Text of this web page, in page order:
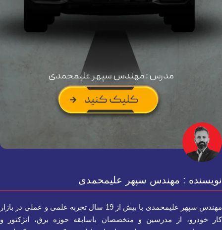
نویسنده : مهندس سپهر علیمحمدی
مهندس سپهر علیمحمدی با بیش از 19 سال تجربه علمی و عملی در بازار
کار خودرو، از مدرسین و متخصصان باسابقه حوزه برق، انژکتور و